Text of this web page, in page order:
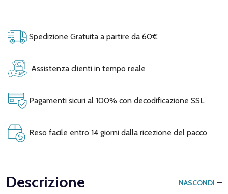
Spedizione Gratuita a partire da 60€
Assistenza clienti in tempo reale
Pagamenti sicuri al 100% con decodificazione SSL
Reso facile entro 14 giorni dalla ricezione del pacco
Descrizione NASCONDI